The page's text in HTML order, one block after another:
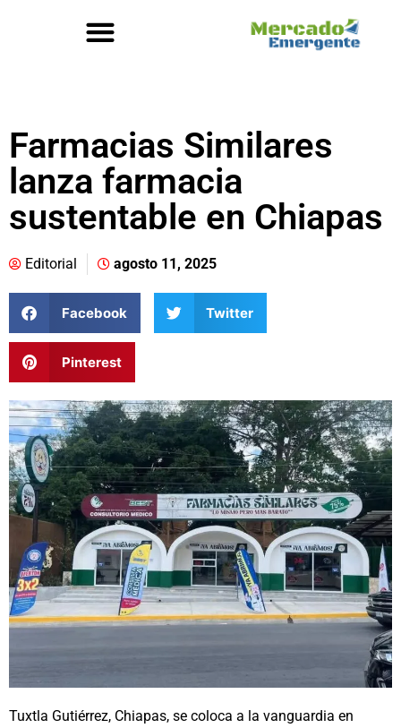
Farmacias Similares
lanza farmacia
sustentable en Chiapas
Editorial agosto 11, 2025
Facebook Twitter
Pinterest
Tuxtla Gutiérrez, Chiapas, se coloca a la vanguardia en